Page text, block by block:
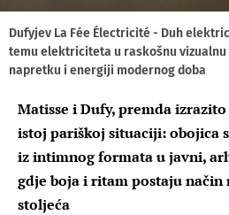
Dufyjev La Fée Électricité - Duh
temu elektriciteta u raskošnu vizualnu
napretku i energiji modernog doba
Matisse i Dufy, premda
istoj pariškoj situaciji: obojica
iz intimnog formata u javni,
gdje boja i ritam postaju
stoljeća